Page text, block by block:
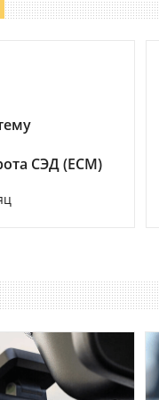
СЭД (ECM)